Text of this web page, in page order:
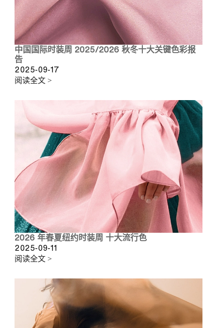
中国国际时装周 2025/2026 秋冬十大关键色彩报
告
2025-09-17
阅读全文 >
2026 年春夏纽约时装周 十大流行色
2025-09-11
阅读全文 >